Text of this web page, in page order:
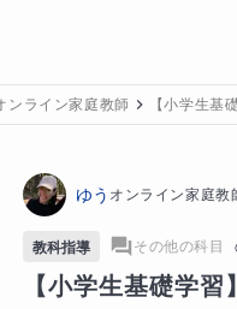
ンライン家庭教師 【小学生基
ゆう オンライン家庭教
教科指導 その他の科目
【小学生基礎学